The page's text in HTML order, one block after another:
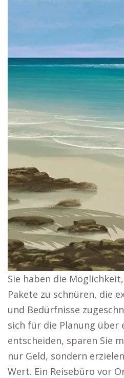
Sie haben die
Pakete zu schnüren, die
und Bedürfnisse
sich für die Planung über
entscheiden, sparen Sie
nur Geld, sondern
Wert. Ein Reisebüro vor